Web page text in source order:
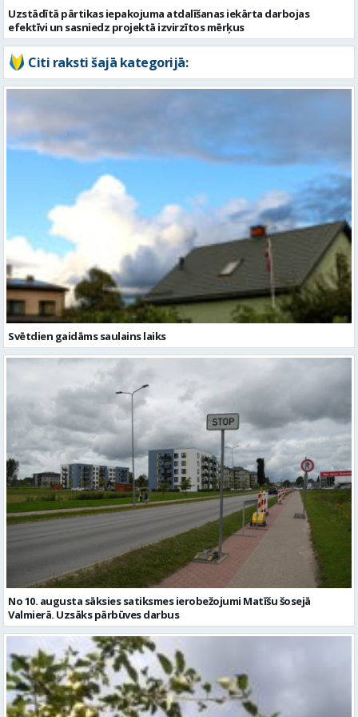
Uzstādītā pārtikas iepakojuma atdalīšanas iekārta darbojas
efektīvi un sasniedz projektā izvirzītos mērķus
Citi raksti šajā kategorijā:
Svētdien gaidāms saulains laiks
No 10. augusta sāksies satiksmes ierobežojumi Matīšu šosejā
Valmierā. Uzsāks pārbūves darbus